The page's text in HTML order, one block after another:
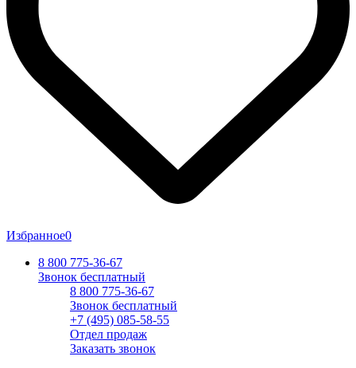
Избранное0
8 800 775-36-67
Звонок бесплатный
8 800 775-36-67
Звонок бесплатный
+7 (495) 085-58-55
Отдел продаж
Заказать звонок